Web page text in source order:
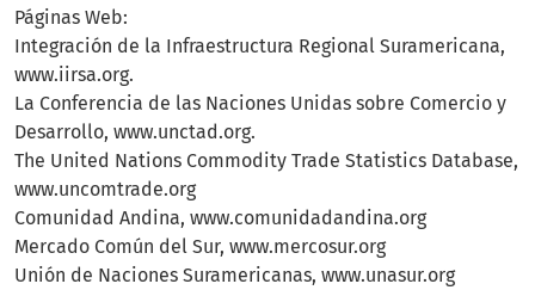
Páginas Web:
Integración de la Infraestructura Regional Suramericana,
www.iirsa.org.
La Conferencia de las Naciones Unidas sobre Comercio y
Desarrollo, www.unctad.org.
The United Nations Commodity Trade Statistics Database,
www.uncomtrade.org
Comunidad Andina, www.comunidadandina.org
Mercado Común del Sur, www.mercosur.org
Unión de Naciones Suramericanas, www.unasur.org